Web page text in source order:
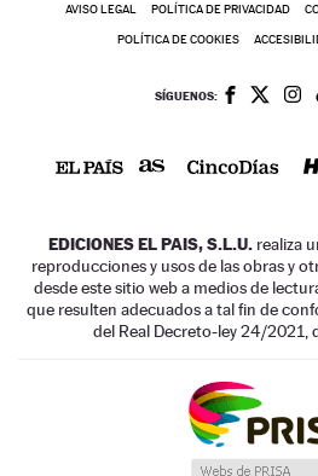
AVISO LEGAL POLÍTICA DE PRIVACIDAD
POLÍTICA DE COOKIES
SÍGUENOS:
EDICIONES EL PAIS, S.L.U. realiza
reproducciones y usos de las obras y
desde este sitio web a medios de
que resulten adecuados a tal fin de
del Real Decreto-ley 24/2021,